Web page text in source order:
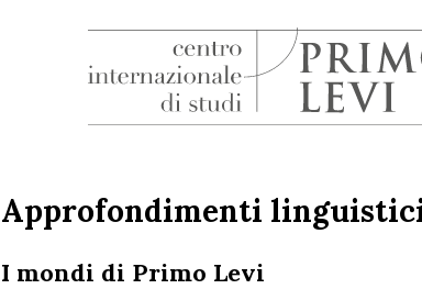
di
Studi
Approfondimenti
I mondi di Primo Levi